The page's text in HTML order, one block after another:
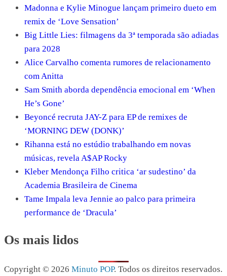
Madonna e Kylie Minogue lançam primeiro dueto em
remix de ‘Love Sensation’
Big Little Lies: filmagens da 3ª temporada são adiadas
para 2028
Alice Carvalho comenta rumores de relacionamento
com Anitta
Sam Smith aborda dependência emocional em ‘When
He’s Gone’
Beyoncé recruta JAY-Z para EP de remixes de
‘MORNING DEW (DONK)’
Rihanna está no estúdio trabalhando em novas
músicas, revela A$AP Rocky
Kleber Mendonça Filho critica ‘ar sudestino’ da
Academia Brasileira de Cinema
Tame Impala leva Jennie ao palco para primeira
performance de ‘Dracula’
Os mais lidos
Copyright © 2026 Minuto POP. Todos os direitos reservados.